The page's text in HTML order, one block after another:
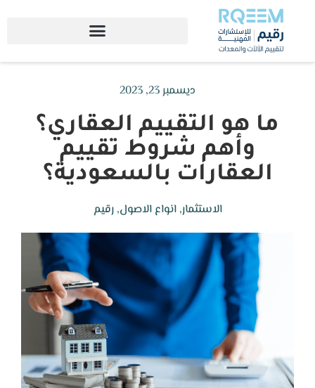
ديسمبر 23, 2023
ما هو التقييم العقاري؟
وأهم شروط تقييم
العقارات بالسعودية؟
الاستثمار,انواع الاصول,رقيم